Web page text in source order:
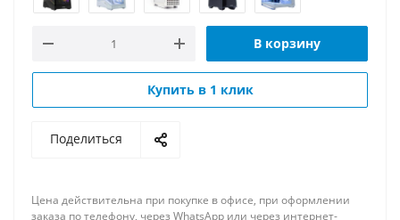
В корзину
Купить в 1 клик
Поделиться
Цена действительна при покупке в офисе, при оформлении
заказа по телефону, через WhatsApp или через интернет-